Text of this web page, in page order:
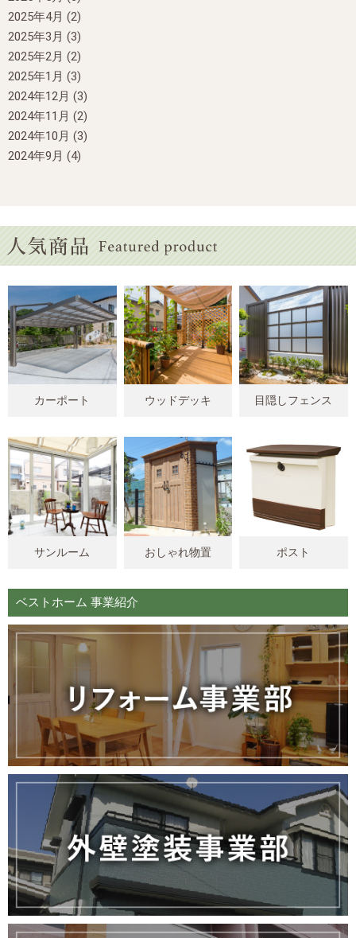
2025年4月 (2)
2025年3月 (3)
2025年2月 (2)
2025年1月 (3)
2024年12月 (3)
2024年11月 (2)
2024年10月 (3)
2024年9月 (4)
カーポート ウッドデッキ 目隠しフェンス
サンルーム おしゃれ物置 ポスト
ベストホーム 事業紹介